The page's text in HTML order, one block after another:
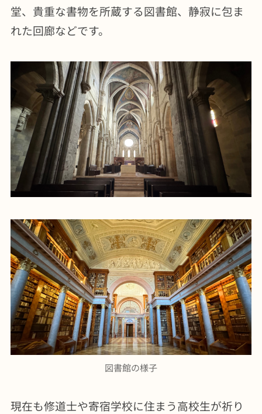
堂、貴重な書物を所蔵する図書館、静寂に包ま
れた回廊などです。
図書館の様子
現在も修道士や寄宿学校に住まう高校生が祈り